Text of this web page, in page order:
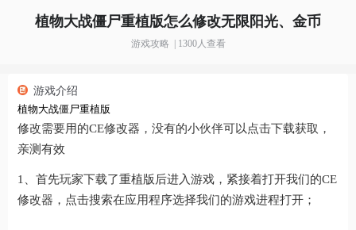
植物大战僵尸重植版怎么修改无限阳光、金币
游戏攻略 | 1300人查看
游戏介绍
植物大战僵尸重植版
修改需要用的CE修改器，没有的小伙伴可以点击下载获取，
亲测有效
1、首先玩家下载了重植版后进入游戏，紧接着打开我们的CE
修改器，点击搜索在应用程序选择我们的游戏进程打开；